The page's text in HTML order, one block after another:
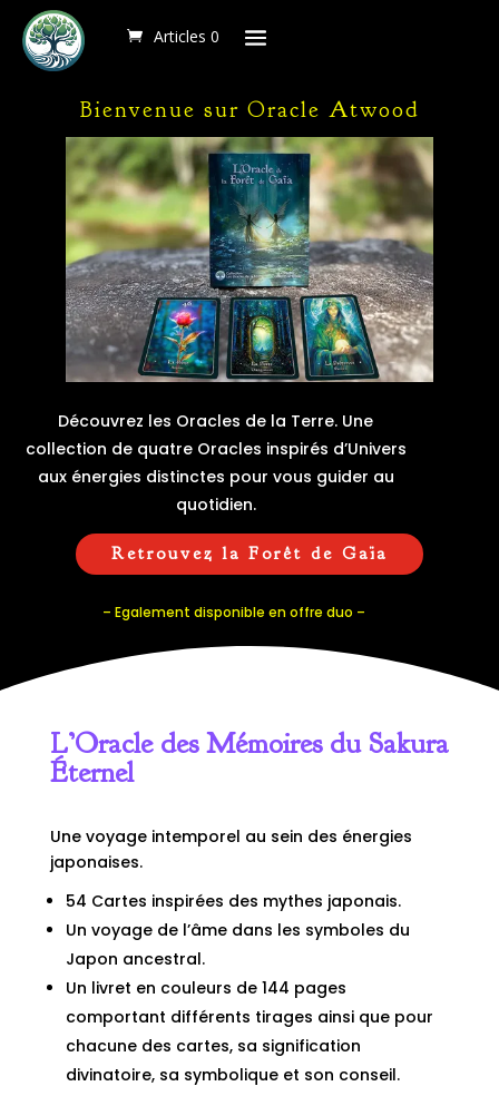
Articles 0
Articles 0
Articles 0
Bienvenue sur Oracle Atwood
Découvrez les Oracles de la Terre. Une
collection de quatre Oracles inspirés d’Univers
aux énergies distinctes pour vous guider au
quotidien.
Retrouvez la Forêt de Gaïa
– Egalement disponible en offre duo –
L’Oracle des Mémoires du Sakura
Éternel
Une voyage intemporel au sein des énergies
japonaises.
54 Cartes inspirées des mythes japonais.
Un voyage de l’âme dans les symboles du
Japon ancestral.
Un livret en couleurs de 144 pages
comportant différents tirages ainsi que pour
chacune des cartes, sa signification
divinatoire, sa symbolique et son conseil.